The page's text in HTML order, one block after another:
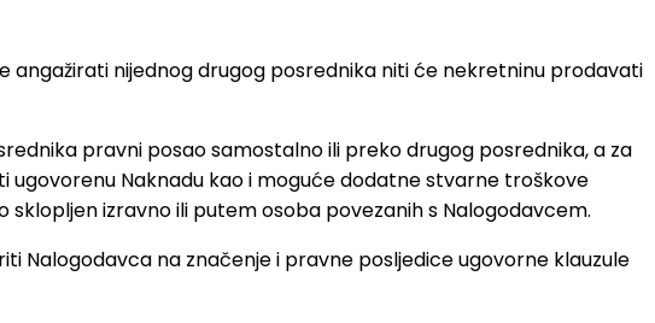
angažirati nijednog drugog posrednika niti će nekretninu prodavati
pravni posao samostalno ili preko drugog posrednika, a za
ugovorenu Naknadu kao i moguće dodatne stvarne troškove
izravno ili putem osoba povezanih s Nalogodavcem.
Nalogodavca na značenje i pravne posljedice ugovorne klauzule